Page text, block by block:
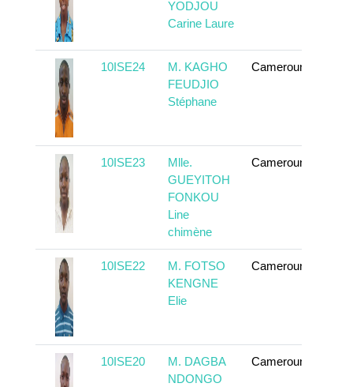
YODJOU
Carine Laure
10ISE24
M. KAGHO
FEUDJIO
Stéphane
Cameroun
10ISE23
Mlle.
GUEYITOH
FONKOU
Line
chimène
Cameroun
10ISE22
M. FOTSO
KENGNE
Elie
Cameroun
10ISE20
M. DAGBA
NDONGO
Cameroun